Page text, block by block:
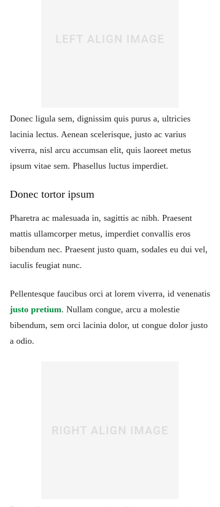
Donec ligula sem, dignissim quis purus a, ultricies
lacinia lectus. Aenean scelerisque, justo ac varius
viverra, nisl arcu accumsan elit, quis laoreet metus
ipsum vitae sem. Phasellus luctus imperdiet.
Donec tortor ipsum
Pharetra ac malesuada in, sagittis ac nibh. Praesent
mattis ullamcorper metus, imperdiet convallis eros
bibendum nec. Praesent justo quam, sodales eu dui vel,
iaculis feugiat nunc.
Pellentesque faucibus orci at lorem viverra, id venenatis
justo pretium. Nullam congue, arcu a molestie
bibendum, sem orci lacinia dolor, ut congue dolor justo
a odio.